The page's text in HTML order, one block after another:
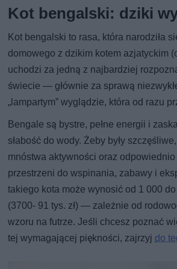
Kot bengalski: dziki
Kot bengalski to rasa, która narodziła
domowego z dzikim kotem azjatyckim
uchodzi za jedną z najbardziej
świecie — głównie za sprawą
„lampartym” wyglądzie, która od razu
Bengale są bystre, pełne energii i
słabość do wody. Żeby były
mnóstwa aktywności oraz
przestrzeni do wspinania, zabawy i
takiego kota może wynosić od 1 000
(3700- 91 tys. zł) — zależnie od
wzoru na futrze. Jeśli chcesz poznać
tej wymagającej piękności, zajrzyj do